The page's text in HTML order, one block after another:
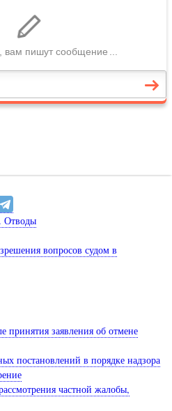
Отводы
вопросов судом в
принятия заявления об отмене
постановлений в порядке надзора
частной жалобы,